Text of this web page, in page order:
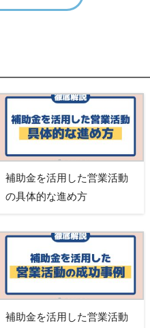
補助金を活用した営業活動
の具体的な進め方
補助金を活用した営業活動